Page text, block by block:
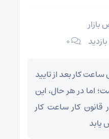
بازار
۰
کار بعد از تایید
اما در هر حال، این
قانون کار ساعت کار